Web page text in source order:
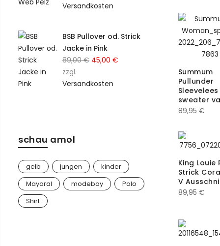
Summum
Pullunder
Sleevelees
sweater
89,95 €
King Louie
Strick
V
89,95 €
Losan
Mayoral
Object
YAS4
128
134
14019
1462
162
172
1703
war:
Versandkosten
BSB Pullover od. Strick
Jacke in Pink
89,00€ Ursprünglicher
war:
45,00 €
zzgl.
Versandkosten
schau amol
gelb jungen
kinder
Mayoral
modeboy
Polo
Shirt